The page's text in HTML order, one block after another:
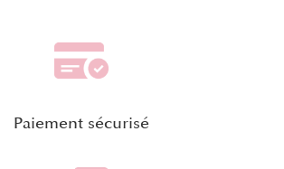
Paiement sécurisé